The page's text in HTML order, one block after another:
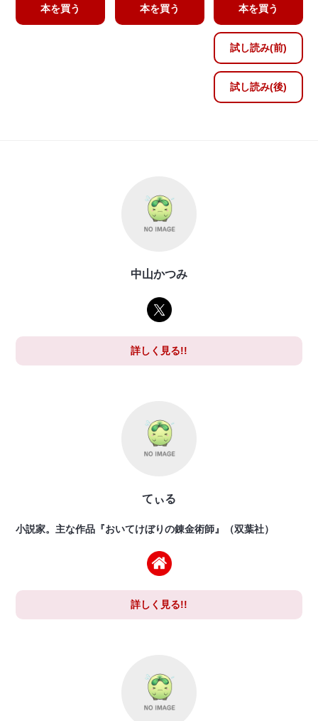
本を買う 本を買う 本を買う
試し読み(前)
試し読み(後)
中山かつみ
詳しく見る!!
てぃる
小説家。主な作品『おいてけぼりの錬金術師』（双葉社）
詳しく見る!!